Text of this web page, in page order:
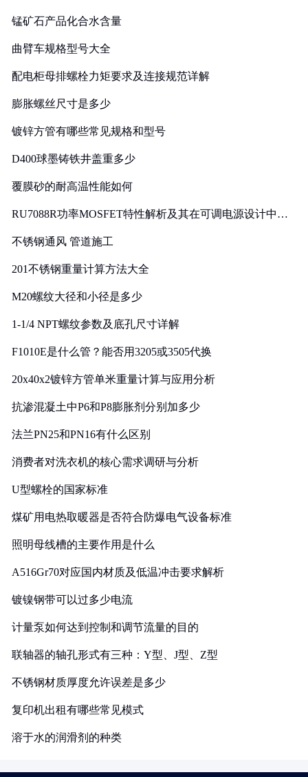
锰矿石产品化合水含量
曲臂车规格型号大全
配电柜母排螺栓力矩要求及连接规范详解
膨胀螺丝尺寸是多少
镀锌方管有哪些常见规格和型号
D400球墨铸铁井盖重多少
覆膜砂的耐高温性能如何
RU7088R功率MOSFET特性解析及其在可调电源设计中的
不锈钢通风 管道施工
201不锈钢重量计算方法大全
M20螺纹大径和小径是多少
1-1/4 NPT螺纹参数及底孔尺寸详解
F1010E是什么管？能否用3205或3505代换
20x40x2镀锌方管单米重量计算与应用分析
抗渗混凝土中P6和P8膨胀剂分别加多少
法兰PN25和PN16有什么区别
消费者对洗衣机的核心需求调研与分析
U型螺栓的国家标准
煤矿用电热取暖器是否符合防爆电气设备标准
照明母线槽的主要作用是什么
A516Gr70对应国内材质及低温冲击要求解析
镀镍钢带可以过多少电流
计量泵如何达到控制和调节流量的目的
联轴器的轴孔形式有三种：Y型、J型、Z型
不锈钢材质厚度允许误差是多少
复印机出租有哪些常见模式
溶于水的润滑剂的种类